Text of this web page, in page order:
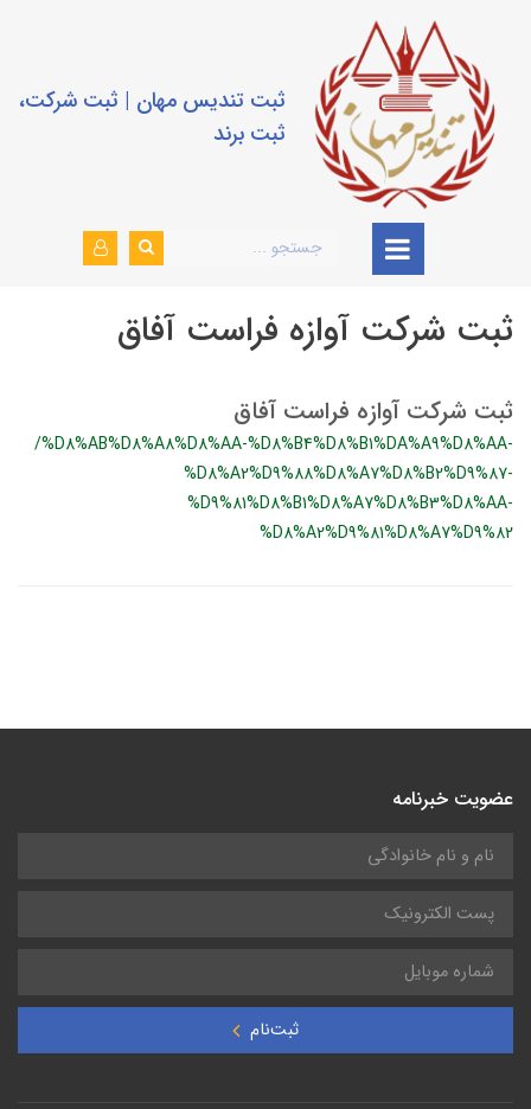
ثبت تندیس مهان | ثبت شرکت،
ثبت برند
ثبت شرکت آوازه فراست آفاق
ثبت شرکت آوازه فراست آفاق
/%D8%AB%D8%A8%D8%AA-%D8%B4%D8%B1%DA%A9%D8%AA-
%D8%A2%D9%88%D8%A7%D8%B2%D9%87-
%D9%81%D8%B1%D8%A7%D8%B3%D8%AA-
%D8%A2%D9%81%D8%A7%D9%82
عضویت خبرنامه
ثبت‌نام